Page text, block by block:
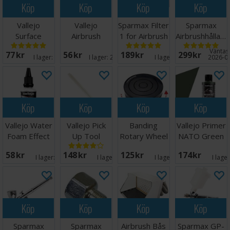
Köp
Vallejo
Surface
Primer Black/
Svart 60ml
77 SEK I lager:
Köp
Vallejo
Airbrush
56 SEK I lager:20+
Köp
Sparmax Filter
1 for Airbrush
Bås SB-88
189 SEK I lager: 8
Köp
Sparmax
Airbrushhållare
(2 pistoler)
H20
299 SEK 2026-
Köp
Vallejo Water
Foam Effect
58 SEK I lager:
Köp
Vallejo Pick
Up Tool
148 SEK I lager:
Köp
Banding
Rotary Wheel
125 SEK I lager:
Köp
Vallejo Primer
NATO Green
174 SEK I
Köp
Sparmax
Köp
Sparmax
Köp
Airbrush Bås
Köp
Sparmax GP-